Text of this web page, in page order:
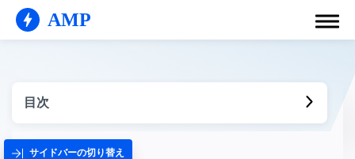
AMP
目次
サイドバーの切り替え